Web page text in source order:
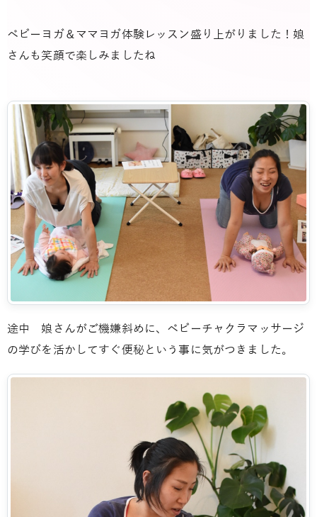
ベビーヨガ＆ママヨガ体験レッスン盛り上がりました！娘
さんも笑顔で楽しみましたね
途中 娘さんがご機嫌斜めに、ベビーチャクラマッサージ
の学びを活かしてすぐ便秘という事に気がつきました。